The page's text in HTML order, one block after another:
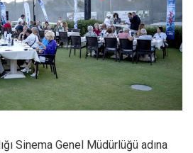
Sinema Genel Müdürlüğü adına